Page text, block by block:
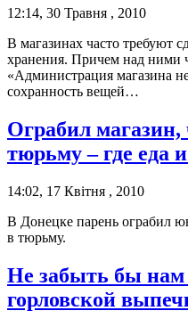
12:14, 30 Травня , 2010
В магазинах часто требуют
хранения. Причем над ними
«Администрация магазина
сохранность вещей…
Ограбил
тюрьму – где еда
14:02, 17 Квітня , 2010
В Донецке парень ограбил
в тюрьму.
Не забыть бы нам
горловской